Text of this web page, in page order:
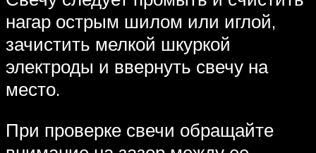
нагар острым шилом или иглой,
зачистить мелкой шкуркой
электроды и ввернуть свечу на
место.
При проверке свечи обращайте